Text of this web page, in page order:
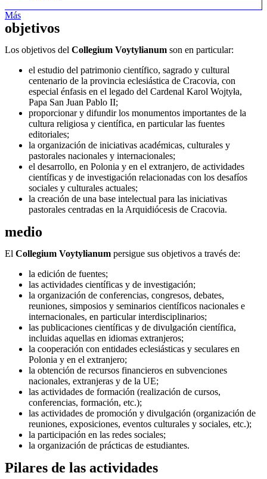
Más
objetivos
Los objetivos del Collegium Voytylianum son en particular:
el estudio del patrimonio científico, sagrado y cultural
centenario de la provincia eclesiástica de Cracovia, con
especial énfasis en el legado del Cardenal Karol Wojtyła,
Papa San Juan Pablo II;
proporcionar y difundir los monumentos importantes de la
cultura religiosa y científica, en particular las fuentes
editoriales;
la organización de iniciativas académicas, culturales y
pastorales nacionales y internacionales;
el desarrollo, en Polonia y en el extranjero, de actividades
científicas y de investigación relacionadas con los desafíos
sociales y culturales actuales;
la creación de una base intelectual para las iniciativas
pastorales centradas en la Arquidiócesis de Cracovia.
medio
El Collegium Voytylianum persigue sus objetivos a través de:
la edición de fuentes;
las actividades científicas y de investigación;
la organización de conferencias, congresos, debates,
reuniones, simposios y seminarios científicos nacionales e
internacionales, en particular interdisciplinarios;
las publicaciones científicas y de divulgación científica,
incluidas aquellas en idiomas extranjeros;
la cooperación con entidades eclesiásticas y seculares en
Polonia y en el extranjero;
la obtención de recursos financieros en subvenciones
nacionales, extranjeras y de la UE;
las actividades de formación (realización de cursos,
conferencias, formación, etc.);
las actividades de promoción y divulgación (organización de
reuniones, exposiciones, eventos culturales y sociales, etc.);
la participación en las redes sociales;
la organización de prácticas de estudiantes.
Pilares de las actividades